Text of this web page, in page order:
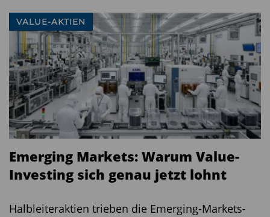
Erfolgsgebühr nein
Börsenhandel nein
Wertentwicklung seit 3 Jahren
(per 26.08.24)
37,5%
Wertentwicklung 1 Jahr (per
26.08.24)
13,1%
Internet www.mfs.com/de
VALUE-AKTIEN
Emerging Markets: Warum Value-
Investing sich genau jetzt lohnt
Halbleiteraktien trieben die Emerging-Markets-